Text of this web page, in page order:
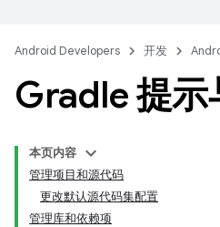
Android Developers 开发
Gradle 提示
本页内容
管理项目和源代码
更改默认源代码集配置
管理库和依赖项